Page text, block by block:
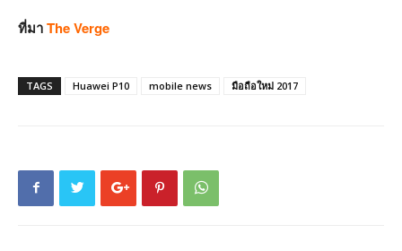
ที่มาThe Verge
TAGS Huawei P10 mobile news มือถือใหม่ 2017